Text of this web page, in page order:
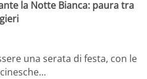
la Notte Bianca: paura tra
una serata di festa, con le